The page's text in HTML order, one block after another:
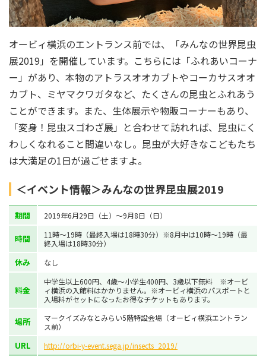
オービィ横浜のエントランス前では、「みんなの世界昆虫
展2019」を開催しています。こちらには「ふれあいコーナ
ー」があり、本物のアトラスオオカブトやコーカサスオオ
カブト、ミヤマクワガタなど、たくさんの昆虫とふれあう
ことができます。また、生体展示や物販コーナーもあり、
「変身！昆虫スゴわざ展」と合わせて訪れれば、昆虫にく
わしくなれること間違いなし。昆虫が大好きなこどもたち
は大満足の1日が過ごせますよ。
＜イベント情報＞みんなの世界昆虫展2019
期間 2019年6月29日（土）〜9月8日（日）
時間
11時〜19時（最終入場は18時30分）※8月中は10時～19時（最
終入場は18時30分）
休み なし
料金
中学生以上600円、4歳～小学生400円、3歳以下無料 ※オービ
ィ横浜の入館料はかかりません。※オービィ横浜のパスポートと
入場料がセットになったお得なチケットもあります。
場所
マークイズみなとみらい5階特設会場（オービィ横浜エントラン
ス前）
URL http://orbi-y-event.sega.jp/insects_2019/